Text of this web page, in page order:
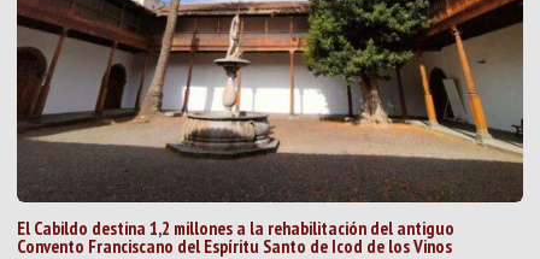
El Cabildo destina 1,2 millones a la rehabilitación del antiguo
Convento Franciscano del Espíritu Santo de Icod de los Vinos